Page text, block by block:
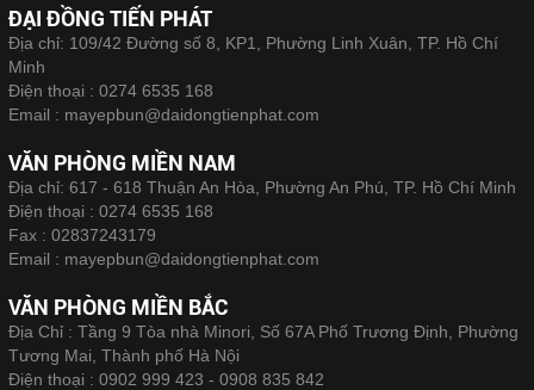
ĐẠI ĐỒNG TIẾN PHÁT
Địa chỉ: 109/42 Đường số 8, KP1, Phường Linh Xuân, TP. Hồ Chí
Minh
Điện thoại : 0274 6535 168
Email : mayepbun@daidongtienphat.com
VĂN PHÒNG MIỀN NAM
Địa chỉ: 617 - 618 Thuận An Hòa, Phường An Phú, TP. Hồ Chí Minh
Điện thoại : 0274 6535 168
Fax : 02837243179
Email : mayepbun@daidongtienphat.com
VĂN PHÒNG MIỀN BẮC
Địa Chỉ : Tầng 9 Tòa nhà Minori, Số 67A Phố Trương Định, Phường
Tương Mai, Thành phố Hà Nội
Điện thoại : 0902 999 423 - 0908 835 842